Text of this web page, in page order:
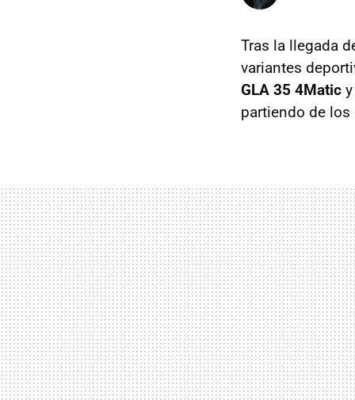
Tras la llegada
variantes
GLA 35 4Matic
partiendo de los